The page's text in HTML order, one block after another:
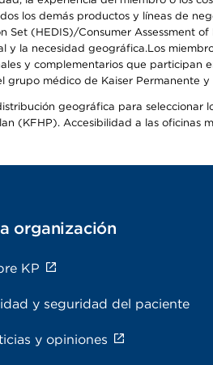
los demás productos y líneas de
(HEDIS)/Consumer Assessment
la necesidad geográfica.Los
y complementarios que
grupo médico de Kaiser
geográfica para
(KFHP). Accesibilidad a las
organización
KP
y seguridad del paciente
y opiniones